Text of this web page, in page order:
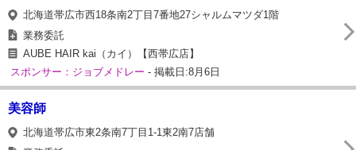
北海道帯広市西18条南2丁目7番地27シャルムマツダ1階
業務委託
AUBE HAIR kai（カイ）【西帯広店】
スポンサー：ジョブメドレー - 掲載日:8月6日
美容師
北海道帯広市東2条南7丁目1-1東2南7店舗